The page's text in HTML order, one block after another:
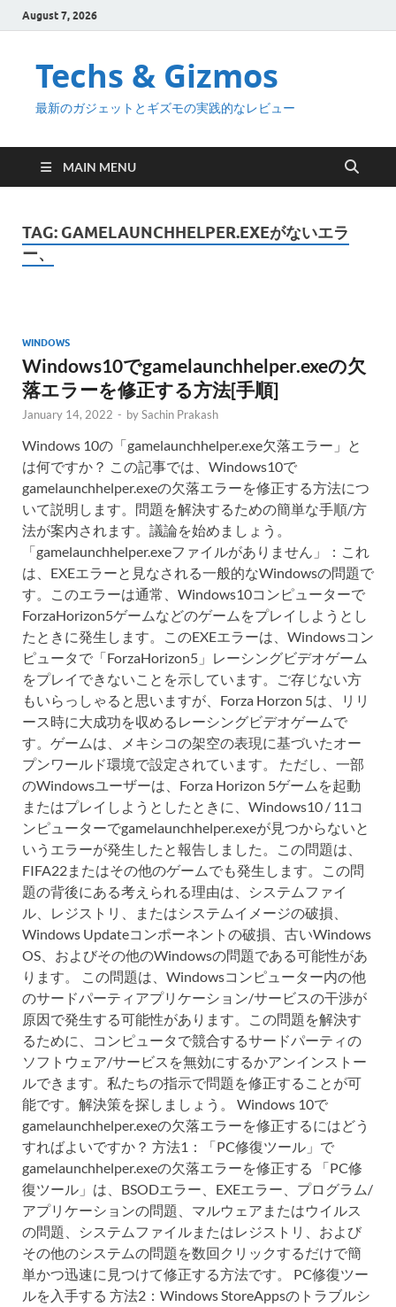
August 7, 2026
Techs & Gizmos
最新のガジェットとギズモの実践的なレビュー
MAIN MENU
TAG: GAMELAUNCHHELPER.EXEがないエラ
ー、
WINDOWS
Windows10でgamelaunchhelper.exeの欠
落エラーを修正する方法[手順]
January 14, 2022 - bySachin Prakash
Windows 10の「gamelaunchhelper.exe欠落エラー」と
は何ですか？ この記事では、Windows10で
gamelaunchhelper.exeの欠落エラーを修正する方法につ
いて説明します。問題を解決するための簡単な手順/方
法が案内されます。議論を始めましょう。
「gamelaunchhelper.exeファイルがありません」：これ
は、EXEエラーと見なされる一般的なWindowsの問題で
す。このエラーは通常、Windows10コンピューターで
ForzaHorizo​​n5ゲームなどのゲームをプレイしようとし
たときに発生します。このEXEエラーは、Windowsコン
ピュータで「ForzaHorizo​​n5」レーシングビデオゲーム
をプレイできないことを示しています。ご存じない方
もいらっしゃると思いますが、Forza Horzon 5は、リリ
ース時に大成功を収めるレーシングビデオゲームで
す。ゲームは、メキシコの架空の表現に基づいたオー
プンワールド環境で設定されています。 ただし、一部
のWindowsユーザーは、Forza Horizo​​n 5ゲームを起動
またはプレイしようとしたときに、Windows10 / 11コ
ンピューターでgamelaunchhelper.exeが見つからないと
いうエラーが発生したと報告しました。この問題は、
FIFA22またはその他のゲームでも発生します。この問
題の背後にある考えられる理由は、システムファイ
ル、レジストリ、またはシステムイメージの破損、
Windows Updateコンポーネントの破損、古いWindows
OS、およびその他のWindowsの問題である可能性があ
ります。 この問題は、Windowsコンピューター内の他
のサードパーティアプリケーション/サービスの干渉が
原因で発生する可能性があります。この問題を解決す
るために、コンピュータで競合するサードパーティの
ソフトウェア/サービスを無効にするかアンインストー
ルできます。私たちの指示で問題を修正することが可
能です。解決策を探しましょう。 Windows 10で
gamelaunchhelper.exeの欠落エラーを修正するにはどう
すればよいですか？ 方法1：「PC修復ツール」で
gamelaunchhelper.exeの欠落エラーを修正する 「PC修
復ツール」は、BSODエラー、EXEエラー、プログラム/
アプリケーションの問題、マルウェアまたはウイルス
の問題、システムファイルまたはレジストリ、および
その他のシステムの問題を数回クリックするだけで簡
単かつ迅速に見つけて修正する方法です。 PC修復ツー
ルを入手する 方法2：Windows StoreAppsのトラブルシ